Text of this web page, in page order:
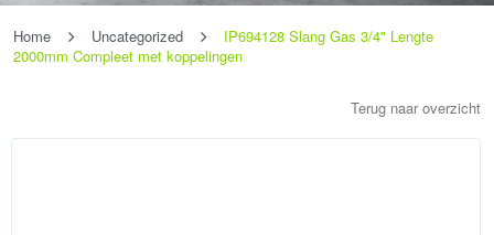
Home Uncategorized
IP694128 Slang Gas 3/4" Lengte
2000mm Compleet met koppelingen
Terug naar overzicht